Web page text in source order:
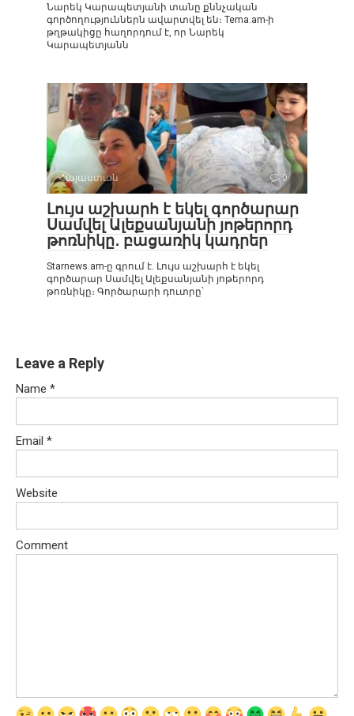
Նարեկ Կարապետյանի տանը քննչական
գործողություններն ավարտվել են։ Tema.am-ի
թղթակիցը հաղորդում է, որ Նարեկ
Կարապետյանն
Հայաստան 0
Լույս աշխարհ է եկել գործարար
Սամվել Ալեքսանյանի յոթերորդ
թոռնիկը․ բացառիկ կադրեր
Starnews.am-ը գրում է. Լույս աշխարհ է եկել
գործարար Սամվել Ալեքսանյանի յոթերորդ
թոռնիկը։ Գործարարի դուտրը՝
Leave a Reply
Name *
Email *
Website
Comment